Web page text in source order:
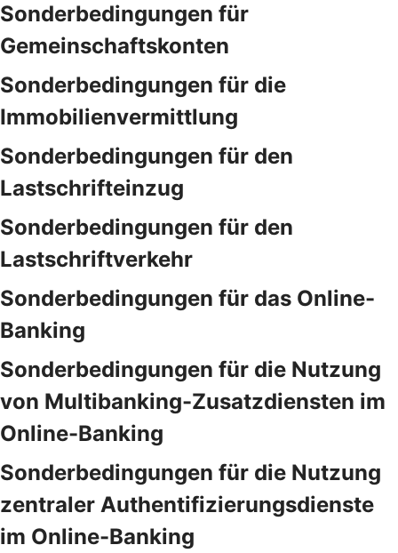
Sonderbedingungen für
Gemeinschaftskonten
Sonderbedingungen für die
Immobilienvermittlung
Sonderbedingungen für den
Lastschrifteinzug
Sonderbedingungen für den
Lastschriftverkehr
Sonderbedingungen für das Online-
Banking
Sonderbedingungen für die Nutzung
von Multibanking-Zusatzdiensten im
Online-Banking
Sonderbedingungen für die Nutzung
zentraler Authentifizierungsdienste
im Online-Banking